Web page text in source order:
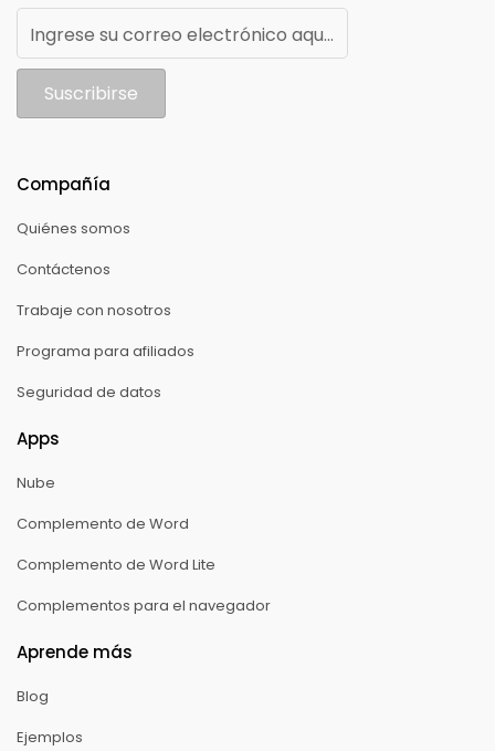
Ingrese su correo electrónico aquí para recibir noticias de Trinka
Suscribirse
Compañía
Quiénes somos
Contáctenos
Trabaje con nosotros
Programa para afiliados
Seguridad de datos
Apps
Nube
Complemento de Word
Complemento de Word Lite
Complementos para el navegador
Aprende más
Blog
Ejemplos